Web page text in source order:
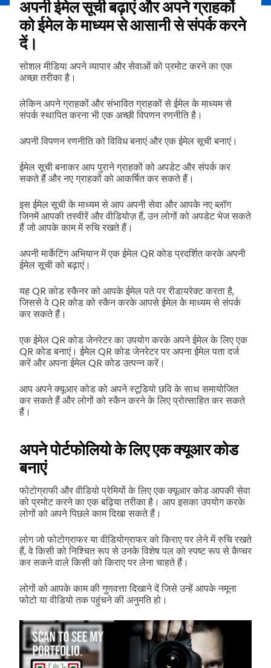
अपनी ईमेल सूची बढ़ाएं और अपने ग्राहकों
को ईमेल के माध्यम से आसानी से संपर्क करने
दें।
सोशल मीडिया अपने व्यापार और सेवाओं को प्रमोट करने का एक
अच्छा तरीका है।
लेकिन अपने ग्राहकों और संभावित ग्राहकों से ईमेल के माध्यम से
संपर्क स्थापित करना भी एक अच्छी विपणन रणनीति है।
अपनी विपणन रणनीति को विविध बनाएं और एक ईमेल सूची बनाएं।
ईमेल सूची बनाकर आप पुराने ग्राहकों को अपडेट और संपर्क कर
सकते हैं और नए ग्राहकों को आकर्षित कर सकते हैं।
इस ईमेल सूची के माध्यम से आप अपनी सेवा और आपके नए ब्लॉग
जिनमें आपकी तस्वीरें और वीडियोज़ हैं, उन लोगों को अपडेट भेज सकते
हैं जो आपके काम में रुचि रखते हैं।
अपनी मार्केटिंग अभियान में एक ईमेल QR कोड प्रदर्शित करके अपनी
ईमेल सूची को बढ़ाएं।
यह QR कोड स्कैनर को आपके ईमेल पते पर रीडायरेक्ट करता है,
जिससे वे QR कोड को स्कैन करके आपसे ईमेल के माध्यम से संपर्क
कर सकते हैं।
एक ईमेल QR कोड जेनरेटर का उपयोग करके अपने ईमेल के लिए एक
QR कोड बनाएं। ईमेल QR कोड जेनरेटर पर अपना ईमेल पता दर्ज
करें और अपना ईमेल QR कोड उत्पन्न करें।
आप अपने क्यूआर कोड को अपने स्टूडियो छवि के साथ समायोजित
कर सकते हैं और लोगों को स्कैन करने के लिए प्रोत्साहित कर सकते
हैं।
अपने पोर्टफोलियो के लिए एक क्यूआर कोड
बनाएं
फोटोग्राफी और वीडियो प्रेमियों के लिए एक क्यूआर कोड आपकी सेवा
को प्रमोट करने का एक बढ़िया तरीका है। आप इसका उपयोग करके
लोगों को अपने पिछले काम दिखा सकते हैं।
लोग जो फोटोग्राफर या वीडियोग्राफर को किराए पर लेने में रुचि रखते
हैं, वे किसी को निश्चित रूप से उनके विशेष पल को स्पष्ट रूप से कैप्चर
कर सकने वाले किसी को किराए पर लेना चाहते हैं।
लोगों को आपके काम की गुणवत्ता दिखाने दें जिसे उन्हें आपके नमूना
फोटो या वीडियो तक पहुंचने की अनुमति हो।